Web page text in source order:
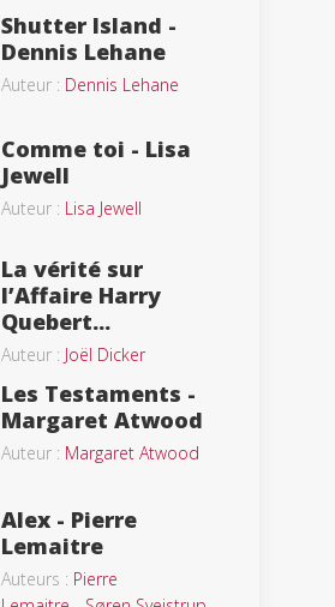
Shutter Island -
Dennis Lehane
Auteur : Dennis Lehane
Comme toi - Lisa
Jewell
Auteur : Lisa Jewell
La vérité sur
l’Affaire Harry
Quebert...
Auteur : Joël Dicker
Les Testaments -
Margaret Atwood
Auteur : Margaret Atwood
Alex - Pierre
Lemaitre
Auteurs : Pierre